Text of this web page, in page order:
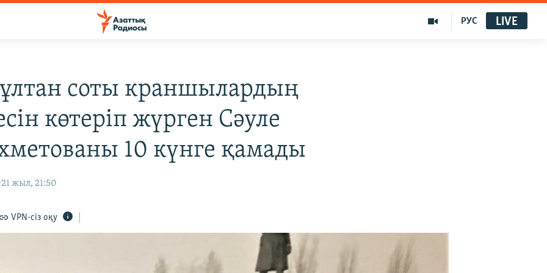
РУС LIVE
соты краншылардың
көтеріп жүрген Сәуле
10 күнге қамады
жыл, 21:50
VPN-сіз оқу